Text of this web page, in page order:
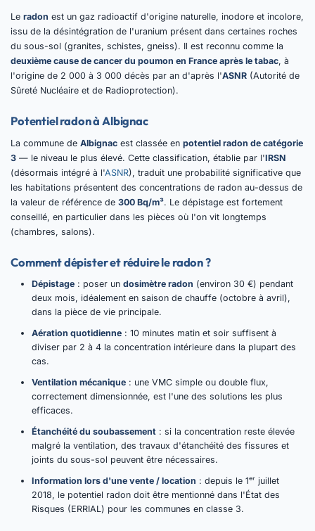
Le radon est un gaz radioactif d'origine naturelle, inodore et incolore,
issu de la désintégration de l'uranium présent dans certaines roches
du sous-sol (granites, schistes, gneiss). Il est reconnu comme la
deuxième cause de cancer du poumon en France après le tabac, à
l'origine de 2 000 à 3 000 décès par an d'après l'ASNR (Autorité de
Sûreté Nucléaire et de Radioprotection).
Potentiel radon à Albignac
La commune de Albignac est classée en potentiel radon de catégorie
3 — le niveau le plus élevé. Cette classification, établie par l'IRSN
(désormais intégré à l'ASNR), traduit une probabilité significative que
les habitations présentent des concentrations de radon au-dessus de
la valeur de référence de 300 Bq/m³. Le dépistage est fortement
conseillé, en particulier dans les pièces où l'on vit longtemps
(chambres, salons).
Comment dépister et réduire le radon ?
Dépistage : poser un dosimètre radon (environ 30 €) pendant
deux mois, idéalement en saison de chauffe (octobre à avril),
dans la pièce de vie principale.
Aération quotidienne : 10 minutes matin et soir suffisent à
diviser par 2 à 4 la concentration intérieure dans la plupart des
cas.
Ventilation mécanique : une VMC simple ou double flux,
correctement dimensionnée, est l'une des solutions les plus
efficaces.
Étanchéité du soubassement : si la concentration reste élevée
malgré la ventilation, des travaux d'étanchéité des fissures et
joints du sous-sol peuvent être nécessaires.
Information lors d'une vente / location : depuis le 1ᵉʳ juillet
2018, le potentiel radon doit être mentionné dans l'État des
Risques (ERRIAL) pour les communes en classe 3.